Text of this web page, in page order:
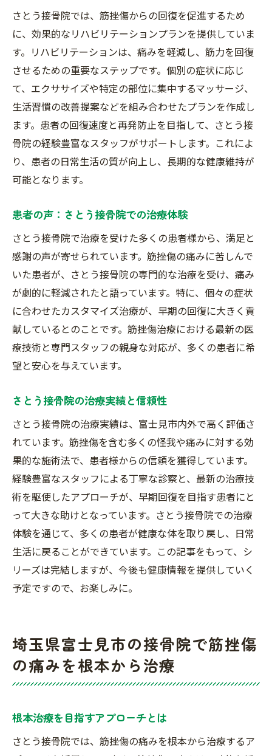
さとう接骨院の技術力
最新医療機器の紹介
実力を支えるスタッフの専門性
患者の回復事例
地域社会における信頼と貢献
埼玉県富士見市の接骨院が筋挫傷治療で選ばれ
る理由
選ばれる理由：治療の質と信頼
患者満足度と治療効果
実績ある医療スタッフの紹介
地域での評判と口コミ
治療環境と設備の充実
筋挫傷の痛みを和らげる接骨院の役割：埼玉県
富士見市の実践例
痛みを和らげるための治療法
緊急対応とアフターケア
症状に応じた個別対応
患者の安心を第一に考える
実践例：さとう接骨院の取り組み
治療後のサポートとフォローアップ
さとう接骨院では、筋挫傷からの回復を促進するため
に、効果的なリハビリテーションプランを提供していま
す。リハビリテーションは、痛みを軽減し、筋力を回復
させるための重要なステップです。個別の症状に応じ
て、エクササイズや特定の部位に集中するマッサージ、
生活習慣の改善提案などを組み合わせたプランを作成し
ます。患者の回復速度と再発防止を目指して、さとう接
骨院の経験豊富なスタッフがサポートします。これによ
り、患者の日常生活の質が向上し、長期的な健康維持が
可能となります。
患者の声：さとう接骨院での治療体験
さとう接骨院で治療を受けた多くの患者様から、満足と
感謝の声が寄せられています。筋挫傷の痛みに苦しんで
いた患者が、さとう接骨院の専門的な治療を受け、痛み
が劇的に軽減されたと語っています。特に、個々の症状
に合わせたカスタマイズ治療が、早期の回復に大きく貢
献しているとのことです。筋挫傷治療における最新の医
療技術と専門スタッフの親身な対応が、多くの患者に希
望と安心を与えています。
さとう接骨院の治療実績と信頼性
さとう接骨院の治療実績は、富士見市内外で高く評価さ
れています。筋挫傷を含む多くの怪我や痛みに対する効
果的な施術法で、患者様からの信頼を獲得しています。
経験豊富なスタッフによる丁寧な診察と、最新の治療技
術を駆使したアプローチが、早期回復を目指す患者にと
って大きな助けとなっています。さとう接骨院での治療
体験を通じて、多くの患者が健康な体を取り戻し、日常
生活に戻ることができています。この記事をもって、シ
リーズは完結しますが、今後も健康情報を提供していく
予定ですので、お楽しみに。
埼玉県富士見市の接骨院で筋挫傷
の痛みを根本から治療
根本治療を目指すアプローチとは
さとう接骨院では、筋挫傷の痛みを根本から治療するア